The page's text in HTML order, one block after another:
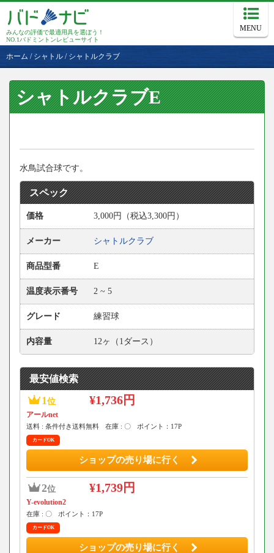
みんなの評価で最適用具を選ぼう！
NO.1バドミントンレビューサイト
MENU
ホーム / シャトル / シャトルクラブ
シャトルクラブE
水鳥試合球です。
スペック
価格 3,000円（税込3,300円）
メーカー シャトルクラブ
商品型番 E
温度表示番号 2 ~ 5
グレード 練習球
内容量 12ヶ（1ダース）
最安値検索
1 位 ¥1,736円
アールnet
送料 : 条件付き送料無料 在庫 : 〇 ポイント：17P
カードOK
ショップの売り場に行く
2位 ¥1,739円
Y-evolution2
在庫 : 〇 ポイント：17P
カードOK
ショップの売り場に行く